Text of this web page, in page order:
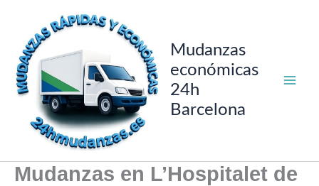
contenido
Mudanzas
económicas
24h
Barcelona
Mudanzas en L’Hospitalet de